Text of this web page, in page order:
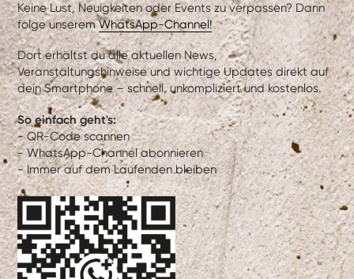
Keine Lust, Neuigkeiten oder Events zu verpassen? Dann
folge unseremWhatsApp-Channel!
Dort erhältst du alle aktuellen News,
Veranstaltungshinweise und wichtige Updates direkt auf
dein Smartphone – schnell, unkompliziert und kostenlos.
So einfach geht's:
- QR-Code scannen
- WhatsApp-Channel abonnieren
- Immer auf dem Laufenden bleiben